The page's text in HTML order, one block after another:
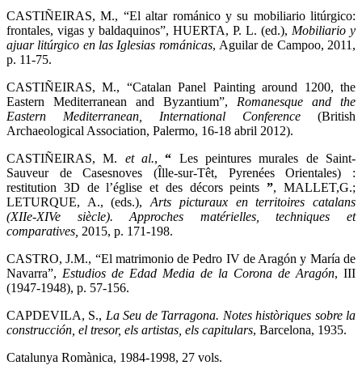
CASTIÑEIRAS, M., “El altar románico y su mobiliario litúrgico:
frontales, vigas y baldaquinos”, HUERTA, P. L. (ed.), Mobiliario y
ajuar litúrgico en las Iglesias románicas, Aguilar de Campoo, 2011,
p. 11-75.
CASTIÑEIRAS, M., “Catalan Panel Painting around 1200, the
Eastern Mediterranean and Byzantium”, Romanesque and the
Eastern Mediterranean, International Conference (British
Archaeological Association, Palermo, 16-18 abril 2012).
CASTIÑEIRAS, M. et al.,“ Les peintures murales de Saint-
Sauveur de Casesnoves (Îlle-sur-Têt, Pyrenées Orientales) :
restitution 3D de l’église et des décors peints”, MALLET,G.;
LETURQUE, A., (eds.),Arts picturaux en territoires catalans
(XIIe-XIVe siècle). Approches matérielles, techniques et
comparatives, 2015, p. 171-198.
CASTRO, J.M., “El matrimonio de Pedro IV de Aragón y María de
Navarra”, Estudios de Edad Media de la Corona de Aragón, III
(1947-1948), p. 57-156.
CAPDEVILA, S., La Seu de Tarragona. Notes històriques sobre la
construcción, el tresor, els artistas, els capitulars, Barcelona, 1935.
Catalunya Romànica, 1984-1998, 27 vols.